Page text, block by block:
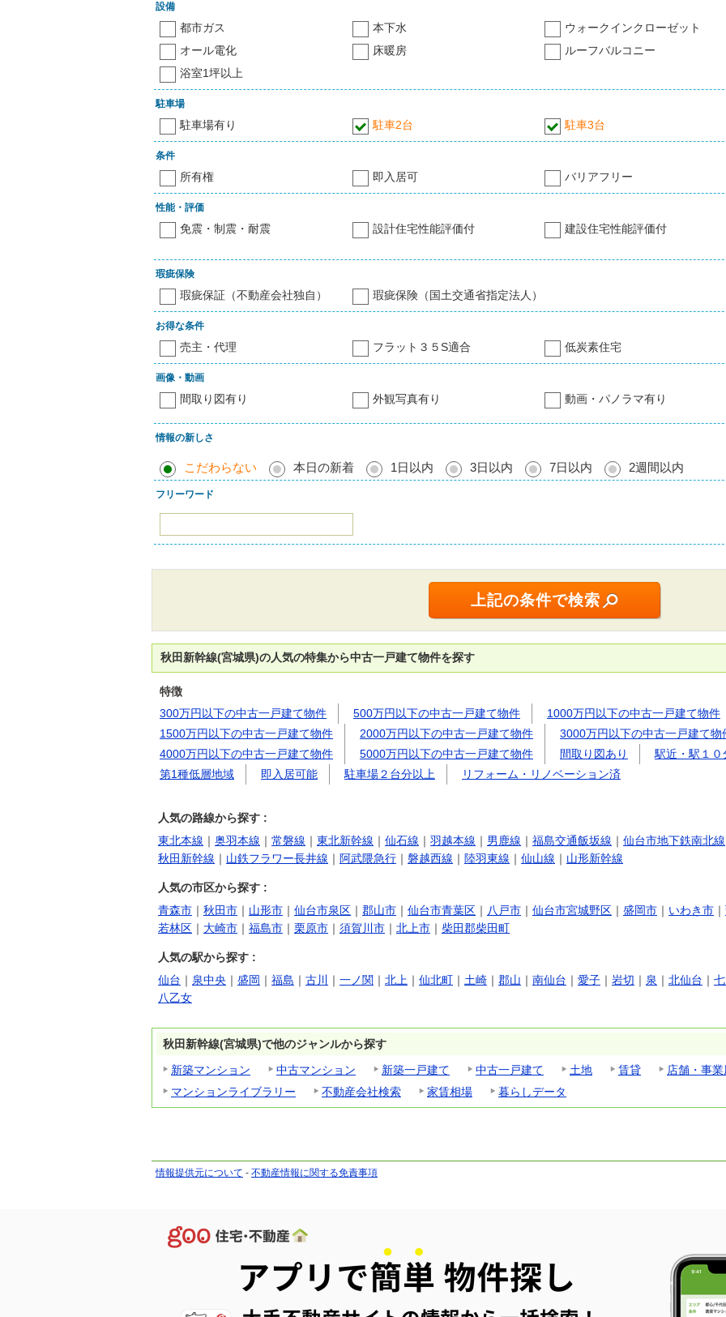
設備
都市ガス 本下水 ウォークインクローゼット
オール電化
床暖房 ルーフバルコニー
浴室1坪以上
駐車場
駐車場有り 駐車2台 駐車3台
条件
所有権 即入居可 バリアフリー
性能・評価
免震・制震・耐震 設計住宅性能評価付 建設住宅性能評価付
瑕疵保険
瑕疵保証（不動産会社独自） 瑕疵保険（国土交通省指定法人）
お得な条件
売主・代理 フラット３５S適合 低炭素住宅
画像・動画
間取り図有り 外観写真有り 動画・パノラマ有り
情報の新しさ
こだわらない 本日の新着 1日以内 3日以内 7日以内 2週間以内
フリーワード
秋田新幹線(宮城県)の人気の特集から中古一戸建て物件を探す
特徴
300万円以下の中古一戸建て物件
500万円以下の中古一戸建て物件
1000万円以下の中古一戸建て物件
1500万円以下の中古一戸建て物件
2000万円以下の中古一戸建て物件
3000万円以下の中古一戸建て物
4000万円以下の中古一戸建て物件
5000万円以下の中古一戸建て物件 間取り図あり 駅近・駅１０
第1種低層地域
即入居可能 駐車場２台分以上 リフォーム・リノベーション済
人気の路線から探す :
東北本線 ｜ 奥羽本線 ｜ 常磐線 ｜ 東北新幹線 ｜ 仙石線 ｜ 羽越本線 ｜ 男鹿線 ｜ 福島交通飯坂線 ｜ 仙台市地下鉄南北線
秋田新幹線 ｜ 山鉄フラワー長井線 ｜ 阿武隈急行 ｜ 磐越西線 ｜ 陸羽東線 ｜ 仙山線 ｜ 山形新幹線
人気の市区から探す :
青森市 ｜ 秋田市 ｜ 山形市 ｜ 仙台市泉区 ｜ 郡山市 ｜ 仙台市青葉区 ｜ 八戸市 ｜ 仙台市宮城野区 ｜ 盛岡市 ｜ いわき市 ｜
若林区 ｜ 大崎市 ｜ 福島市 ｜ 栗原市 ｜ 須賀川市 ｜ 北上市 ｜ 柴田郡柴田町
人気の駅から探す :
仙台 ｜ 泉中央 ｜ 盛岡 ｜ 福島 ｜ 古川 ｜ 一ノ関 ｜ 北上 ｜ 仙北町 ｜ 土崎 ｜ 郡山 ｜ 南仙台 ｜ 愛子 ｜ 岩切 ｜ 泉 ｜ 北仙台 ｜
八乙女
秋田新幹線(宮城県)で他のジャンルから探す
新築マンション
中古マンション 新築一戸建て 中古一戸建て 土地 賃貸 店舗・事業
マンションライブラリー
不動産会社検索 家賃相場 暮らしデータ
情報提供元について - 不動産情報に関する免責事項